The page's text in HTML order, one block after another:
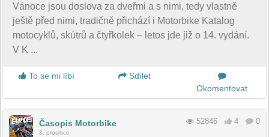
Vánoce jsou doslova za dveřmi a s nimi, tedy vlastně
ještě před nimi, tradičně přichází i Motorbike Katalog
motocyklů, skútrů a čtyřkolek – letos jde již o 14. vydání.
V K ...
To se mi líbí
Sdílet
Okomentovat
Časopis Motorbike
3. prosince
52846 4 0